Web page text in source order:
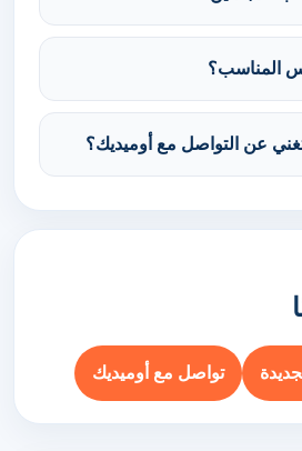
المناسب؟
عن التواصل مع أوميديك؟
تواصل مع أوميديك